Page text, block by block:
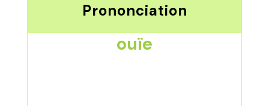
Prononciation
ouïe